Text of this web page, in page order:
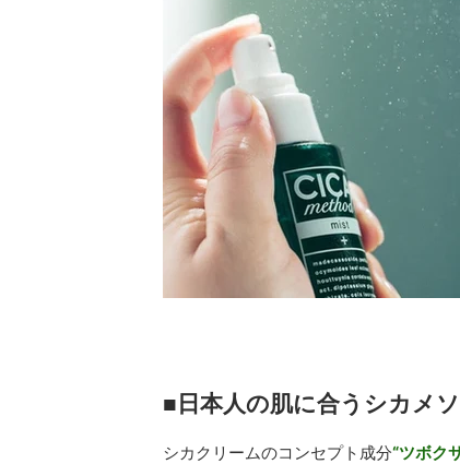
■日本人の肌に合うシカメ
シカクリームのコンセプト成分“ツボク